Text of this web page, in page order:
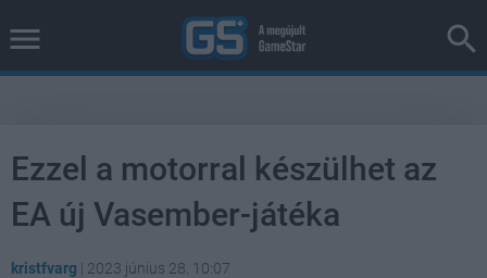
Ezzel a motorral készülhet az
EA új Vasember-játéka
kristfvarg | 2023 június 28. 10:07